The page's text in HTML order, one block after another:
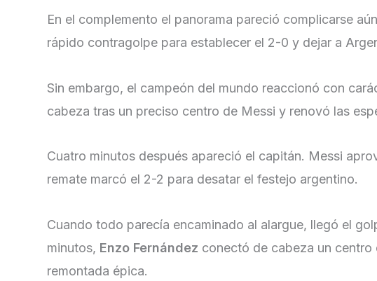
En el complemento el panorama pareció complicarse
rápido contragolpe para establecer el 2-0 y dejar a
Sin embargo, el campeón del mundo reaccionó con
cabeza tras un preciso centro de Messi y renovó las
Cuatro minutos después apareció el capitán. Messi
remate marcó el 2-2 para desatar el festejo argentino.
Cuando todo parecía encaminado al alargue, llegó el
minutos, Enzo Fernández conectó de cabeza un centro
remontada épica.